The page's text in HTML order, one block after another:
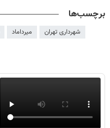
برچسب‌ها
شهرداری تهران میرداماد